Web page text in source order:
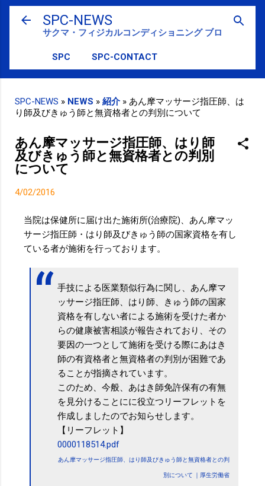
スキップしてメイン コンテンツに移動
SPC-NEWS
サクマ・フィジカルコンディショニング ブログ
SPC SPC-CONTACT
SPC-NEWS » NEWS » 紹介» あん摩マッサージ指圧師、は
り師及びきゅう師と無資格者との判別について
あん摩マッサージ指圧師、はり師
及びきゅう師と無資格者との判別
について
4/02/2016
当院は保健所に届け出た施術所(治療院)、あん摩マッ
サージ指圧師・はり師及びきゅう師の国家資格を有し
ている者が施術を行っております。
手技による医業類似行為に関し、あん摩マ
ッサージ指圧師、はり師、きゅう師の国家
資格を有しない者による施術を受けた者か
らの健康被害相談が報告されており、その
要因の一つとして施術を受ける際にあはき
師の有資格者と無資格者の判別が困難であ
ることが指摘されています。
このため、今般、あはき師免許保有の有無
を見分けることにに役立つリーフレットを
作成しましたのでお知らせします。
【リーフレット】
0000118514.pdf
あん摩マッサージ指圧師、はり師及びきゅう師と無資格者との判
別について ｜厚生労働省